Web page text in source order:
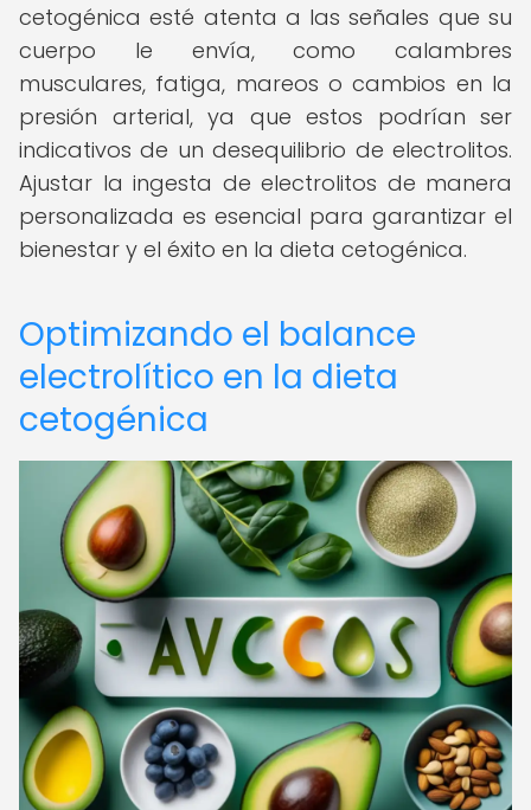
cetogénica esté atenta a las señales que su
cuerpo le envía, como calambres
musculares, fatiga, mareos o cambios en la
presión arterial, ya que estos podrían ser
indicativos de un desequilibrio de electrolitos.
Ajustar la ingesta de electrolitos de manera
personalizada es esencial para garantizar el
bienestar y el éxito en la dieta cetogénica.
Optimizando el balance
electrolítico en la dieta
cetogénica